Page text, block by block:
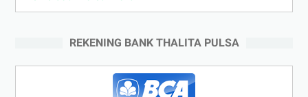
REKENING BANK THALITA PULSA